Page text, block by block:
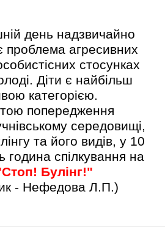
день надзвичайно
проблема агресивних
стосунках
Діти є найбільш
категорією.
попередження
середовищі,
та його видів, у 10
година спілкування на
Булінг!"
- Нефедова Л.П.)